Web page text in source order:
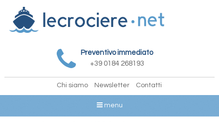
Preventivo immediato
+39 0184 268193
Chi siamo Newsletter Contatti
menu